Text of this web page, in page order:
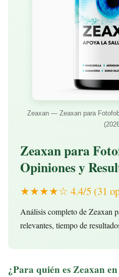
Zeaxan — Zeaxan para
Zeaxan para
Opiniones y
★★★★☆ 4.4/5 (31
Análisis completo de Zeaxan
relevantes, tiempo de
¿Para quién es Zeaxan